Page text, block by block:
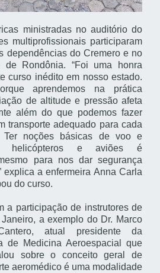
ministradas no auditório do
multiprofissionais participaram
dependências do Cremero e no
de Rondônia. “Foi uma honra
curso inédito em nosso estado.
aprendemos na prática
de altitude e pressão afeta
além do que podemos fazer
transporte adequado para cada
Ter noções básicas de voo e
helicópteros e aviões é
para nos dar segurança
explica a enfermeira Anna Carla
do curso.
a participação de instrutores de
a exemplo do Dr. Marco
atual presidente da
de Medicina Aeroespacial que
sobre o conceito geral de
aeromédico é uma modalidade